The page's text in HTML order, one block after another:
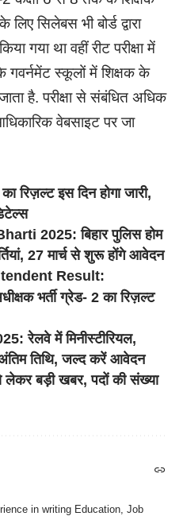
सिलेबस भी बोर्ड द्वारा
गया था वहीं रीट परीक्षा में
गवर्नमेंट स्कूलों में शिक्षक के
है. परीक्षा से संबंधित अधिक
वेबसाइट पर जा
रिज़ल्ट इस दिन होगा जारी,
2025: बिहार पुलिस होम
27 मार्च से शुरू होंगे आवेदन
Result:
भर्ती ग्रेड- 2 का रिज़ल्ट
रेलवे में मिनीस्टीरियल,
तिथि, जल्द करें आवेदन
लेकर बड़ी खबर, पदों की संख्या
in writing Education, Job